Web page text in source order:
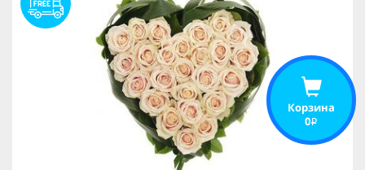
Корзина
0i